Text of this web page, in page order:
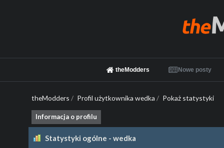
theModders Nowe posty
theModders / Profil użytkownika wedka / Pokaż statystyki
Informacja o profilu
Statystyki ogólne - wedka